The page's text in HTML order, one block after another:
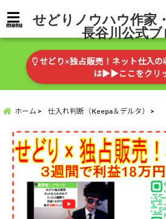
menu せどりノウハウ作家
長谷川公式
せどり×独占販売！ネット仕入の
は▶︎▶︎ここをクリ
ホーム 仕入れ判断（Keepa＆デルタ）